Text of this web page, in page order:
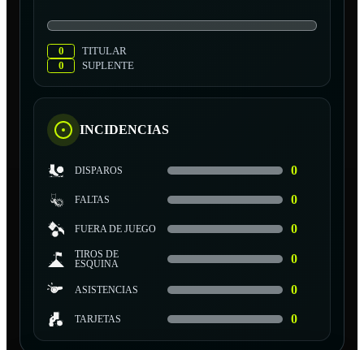
0
TITULAR
0
SUPLENTE
INCIDENCIAS
DISPAROS 0
FALTAS 0
FUERA DE JUEGO 0
TIROS DE
ESQUINA
0
ASISTENCIAS 0
TARJETAS 0